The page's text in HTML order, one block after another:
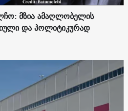
მზია ამაღლობელის
და პოლიტიკურად